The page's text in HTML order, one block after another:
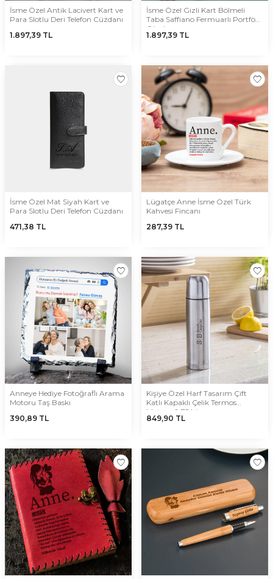
İsme Özel Antik Lacivert Kart ve
Para Slotlu Deri Telefon Cüzdanı
1.897,39 TL
İsme Özel Gizli Kart Bölmeli
Taba Saffiano Fermuarlı Portföy
Cüzdan
1.897,39 TL
İsme Özel Mat Siyah Kart ve
Para Slotlu Deri Telefon Cüzdanı
471,38 TL
Lügatçe Anne İsme Özel Türk
Kahvesi Fincanı
287,39 TL
Anneye Hediye Fotoğraflı Arama
Motoru Taş Baskı
390,89 TL
Kişiye Özel Harf Tasarım Çift
Katlı Kapaklı Çelik Termos
Matara 0,75 Litre
849,90 TL